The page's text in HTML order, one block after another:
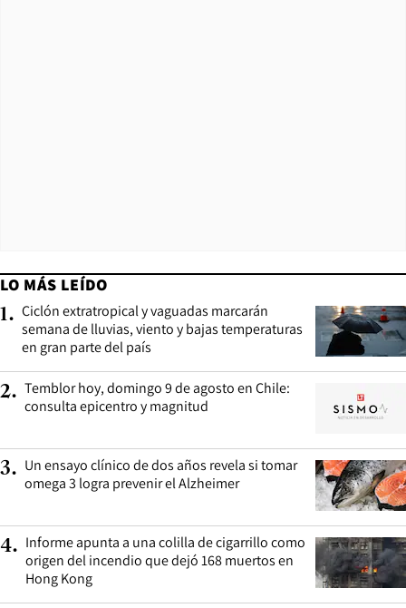
LO MÁS LEÍDO
1. Ciclón extratropical y vaguadas marcarán
semana de lluvias, viento y bajas temperaturas
en gran parte del país
2. Temblor hoy, domingo 9 de agosto en Chile:
consulta epicentro y magnitud
3. Un ensayo clínico de dos años revela si tomar
omega 3 logra prevenir el Alzheimer
4. Informe apunta a una colilla de cigarrillo como
origen del incendio que dejó 168 muertos en
Hong Kong